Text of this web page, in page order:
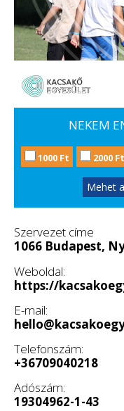
NEKEM
1000 Ft 2000 Ft
Mehet
Szervezet címe
1066 Budapest,
Weboldal:
https://
E-mail:
Telefonszám:
+36709040218
Adószám:
19304962-1-43